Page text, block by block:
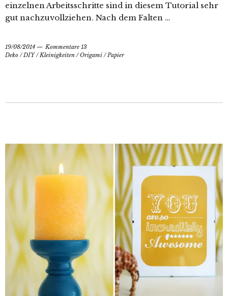
einzelnen Arbeitsschritte sind in diesem Tutorial sehr
gut nachzuvollziehen. Nach dem Falten …
19/08/2014
Kommentare 13
Deko /DIY/Kleinigkeiten /Origami /Papier